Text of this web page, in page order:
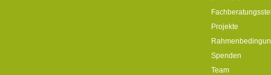
Projekte
Spenden
Team